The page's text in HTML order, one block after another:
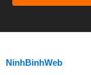
NinhBinhWeb